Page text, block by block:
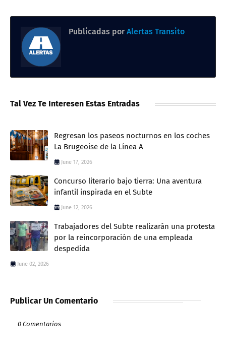
Publicadas por Alertas Transito
Tal Vez Te Interesen Estas Entradas
Regresan los paseos nocturnos en los coches
La Brugeoise de la Línea A
June 17, 2026
Concurso literario bajo tierra: Una aventura
infantil inspirada en el Subte
June 12, 2026
Trabajadores del Subte realizarán una protesta
por la reincorporación de una empleada
despedida
June 02, 2026
Publicar Un Comentario
0 Comentarios